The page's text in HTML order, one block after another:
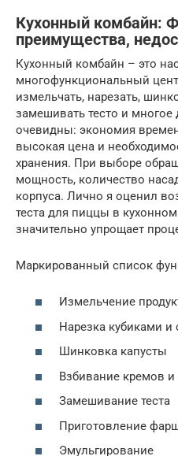
Кухонный комбайн:
преимущества,
Кухонный комбайн – это
многофункциональный
измельчать, нарезать,
замешивать тесто и многое
очевидны: экономия
высокая цена и
хранения. При выборе
мощность, количество
корпуса. Лично я оценил
теста для пиццы в
значительно упрощает
Маркированный список
Измельчение
Нарезка кубиками и
Шинковка капусты
Взбивание кремов и
Замешивание теста
Приготовление
Эмульгирование